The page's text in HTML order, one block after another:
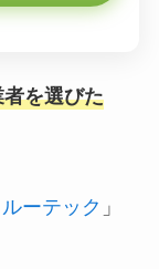
を選びた
ルーテック 」